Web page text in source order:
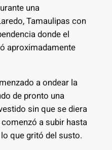
una
Tamaulipas con
donde el
aproximadamente
a ondear la
de pronto una
sin que se diera
a subir hasta
que gritó del susto.